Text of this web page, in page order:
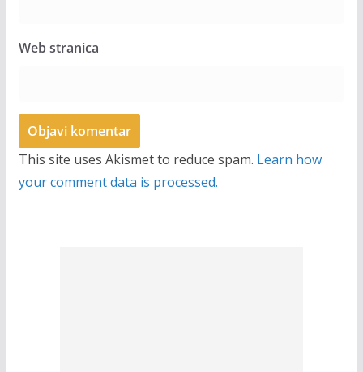
Web stranica
This site uses Akismet to reduce spam. Learn how
your comment data is processed.